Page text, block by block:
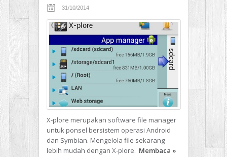
31/10/2014
X-plore merupakan software file manager
untuk ponsel bersistem operasi Android
dan Symbian. Mengelola file sekarang
lebih mudah dengan X-plore. Membaca »